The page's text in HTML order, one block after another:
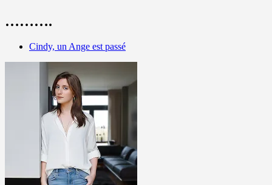
……….
Cindy, un Ange est passé